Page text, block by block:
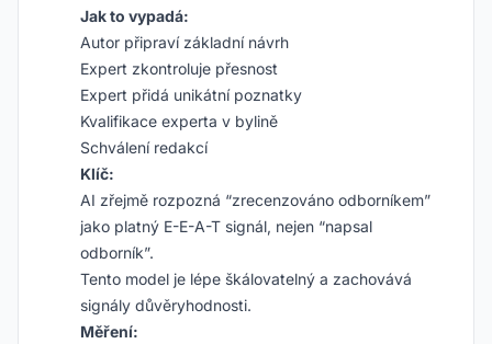
Jak to vypadá:
Autor připraví základní návrh
Expert zkontroluje přesnost
Expert přidá unikátní poznatky
Kvalifikace experta v bylině
Schválení redakcí
Klíč:
AI zřejmě rozpozná “zrecenzováno odborníkem”
jako platný E-E-A-T signál, nejen “napsal
odborník”.
Tento model je lépe škálovatelný a zachovává
signály důvěryhodnosti.
Měření: